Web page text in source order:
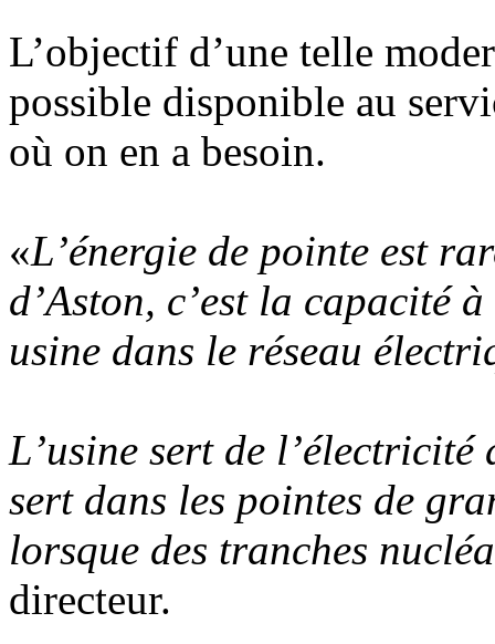
L’objectif d’une telle
possible disponible au
où on en a besoin.
«L’énergie de pointe est
d’Aston, c’est la capacité
usine dans le réseau
L’usine sert de
sert dans les pointes de
lorsque des tranches
directeur.